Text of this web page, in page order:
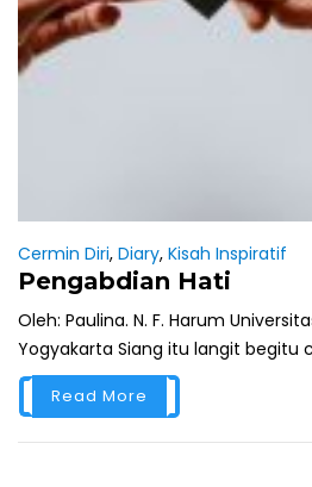
Cermin Diri, Diary, Kisah Inspiratif
Pengabdian Hati
Oleh: Paulina. N. F. Harum
Yogyakarta Siang itu langit begitu
Read More